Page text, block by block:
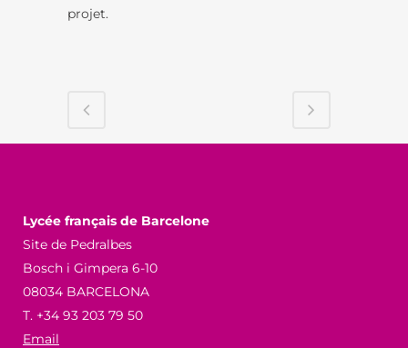
projet.
Lycée français de Barcelone
Site de Pedralbes
Bosch i Gimpera 6-10
08034 BARCELONA
T. +34 93 203 79 50
Email